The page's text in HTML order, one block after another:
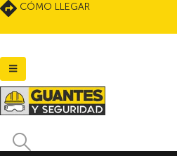
CÓMO LLEGAR